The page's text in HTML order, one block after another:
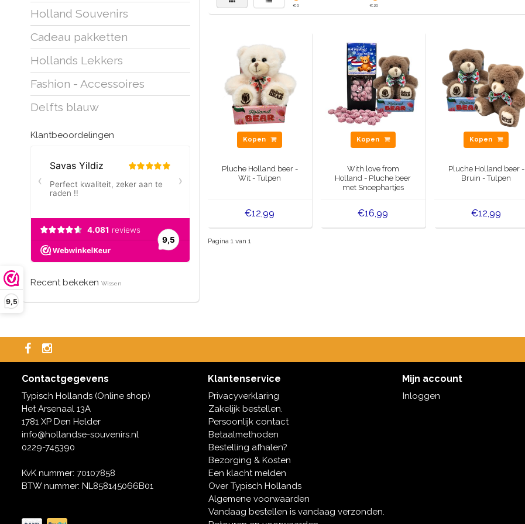
9,5
Holland Souvenirs
Cadeau pakketten
Hollands Lekkers
Fashion - Accessoires
Delfts blauw
Klantbeoordelingen
Recent bekeken Wissen
€0 €20
Kopen
Pluche Holland beer -
Wit - Tulpen
€12,99
Kopen
With love from
Holland - Pluche beer
met Snoephartjes
€16,99
Kopen
Pluche Holland beer -
Bruin - Tulpen
€12,99
Pagina 1 van 1
Contactgegevens
Typisch Hollands (Online shop)
Het Arsenaal 13A
1781 XP Den Helder
info@hollandse-souvenirs.nl
0229-745390
KvK nummer: 70107858
BTW nummer: NL858145066B01
Klantenservice
Privacyverklaring
Zakelijk bestellen.
Persoonlijk contact
Betaalmethoden
Bestelling afhalen?
Bezorging & Kosten
Een klacht melden
Over Typisch Hollands
Algemene voorwaarden
Vandaag bestellen is vandaag verzonden.
Mijn account
Inloggen